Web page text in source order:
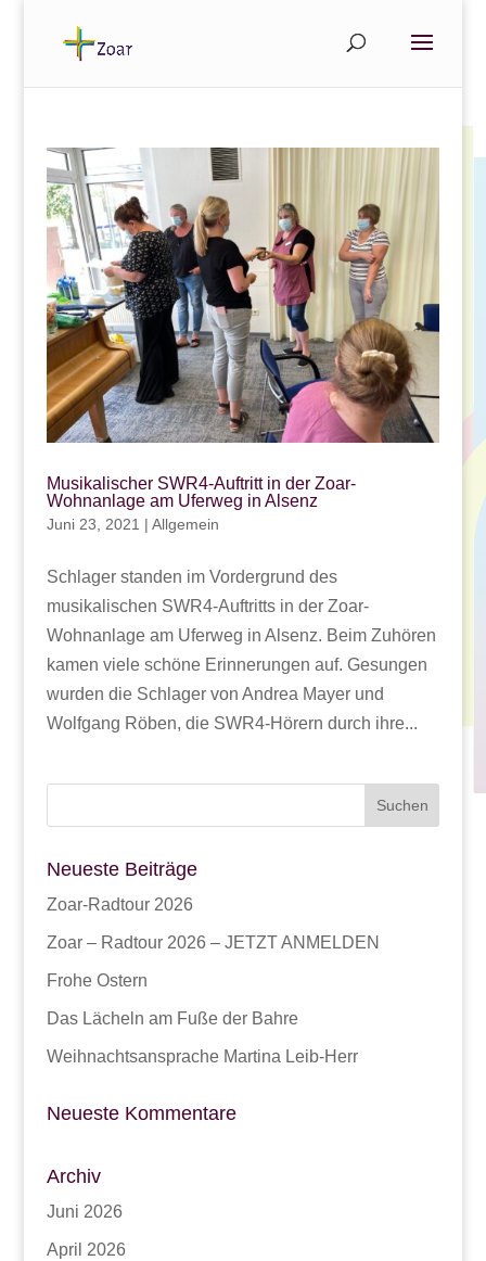
Musikalischer SWR4-Auftritt in der Zoar-
Wohnanlage am Uferweg in Alsenz
Juni 23, 2021 | Allgemein
Schlager standen im Vordergrund des
musikalischen SWR4-Auftritts in der Zoar-
Wohnanlage am Uferweg in Alsenz. Beim Zuhören
kamen viele schöne Erinnerungen auf. Gesungen
wurden die Schlager von Andrea Mayer und
Wolfgang Röben, die SWR4-Hörern durch ihre...
Neueste Beiträge
Zoar-Radtour 2026
Zoar – Radtour 2026 – JETZT ANMELDEN
Frohe Ostern
Das Lächeln am Fuße der Bahre
Weihnachtsansprache Martina Leib-Herr
Neueste Kommentare
Archiv
Juni 2026
April 2026